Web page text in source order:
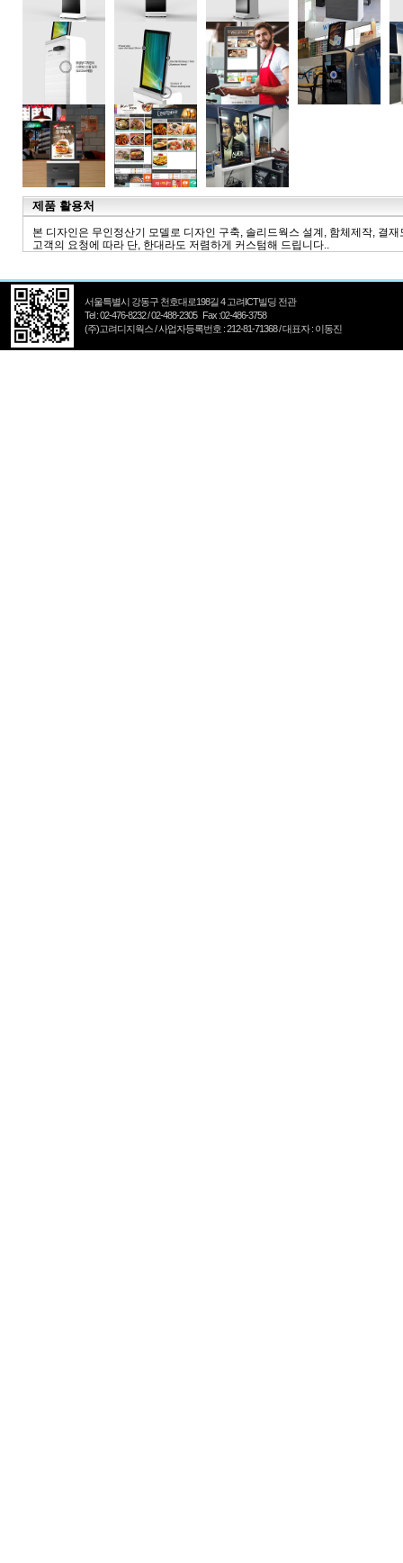
제품 활용처
본 디자인은 무인정산기 모델로 디자인 구축, 솔리드웍스 설계, 함체제작, 결재
고객의 요청에 따라 단, 한대라도 저렴하게 커스텀해 드립니다..
서울특별시 강동구 천호대로198길 4 고려ICT빌딩 전관
Tel : 02-476-8232 / 02-488-2305 Fax :02-486-3758
(주)고려디지웍스 / 사업자등록번호 : 212-81-71368 / 대표자 : 이동진